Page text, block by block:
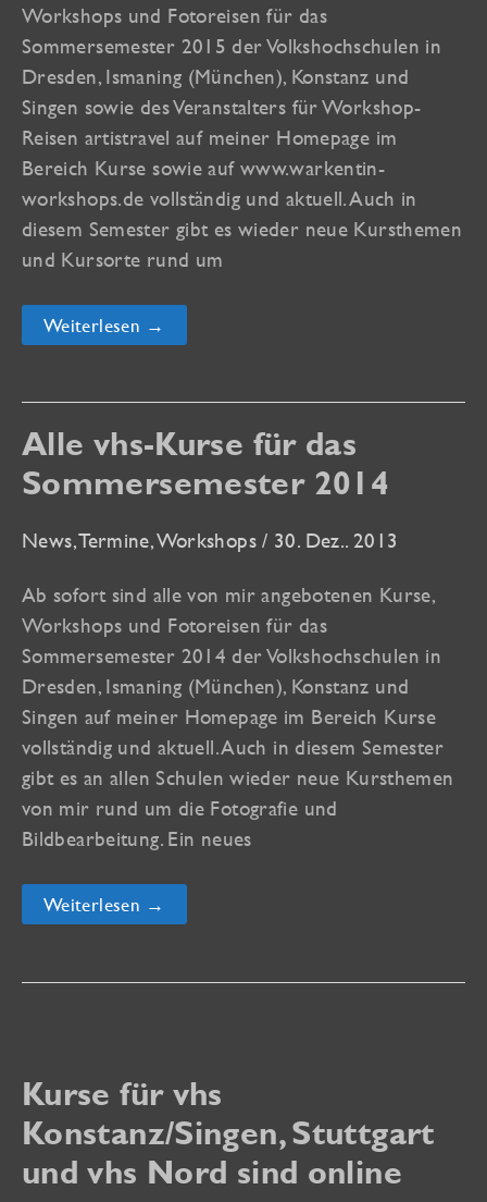
Workshops und Fotoreisen für das
Sommersemester 2015 der Volkshochschulen in
Dresden, Ismaning (München), Konstanz und
Singen sowie des Veranstalters für Workshop-
Reisen artistravel auf meiner Homepage im
Bereich Kurse sowie auf www.warkentin-
workshops.de vollständig und aktuell. Auch in
diesem Semester gibt es wieder neue Kursthemen
und Kursorte rund um
vhs
und
für
Sommersemester
2015
Weiterlesen →
Alle vhs-Kurse für das
Sommersemester 2014
News,Termine,Workshops / 30. Dez.. 2013
Ab sofort sind alle von mir angebotenen Kurse,
Workshops und Fotoreisen für das
Sommersemester 2014 der Volkshochschulen in
Dresden, Ismaning (München), Konstanz und
Singen auf meiner Homepage im Bereich Kurse
vollständig und aktuell. Auch in diesem Semester
gibt es an allen Schulen wieder neue Kursthemen
von mir rund um die Fotografie und
Bildbearbeitung. Ein neues
Alle
vhs-
das
Weiterlesen →
Kurse für vhs
Konstanz/Singen, Stuttgart
und vhs Nord sind online